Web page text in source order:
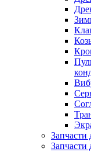
Запчасти
Запчасти